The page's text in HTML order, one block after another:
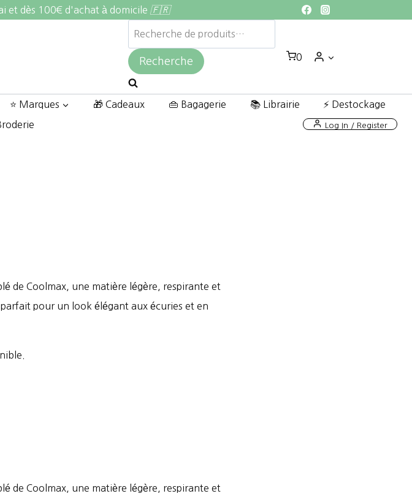
et dès 100€ d'achat à domicile 🇫🇷
Recherche
pour :
Recherche 0
⭐ Marques 🎁 Cadeaux 👜 Bagagerie 📚 Librairie ⚡ Destockage
Log In / Register
de Coolmax, une matière légère, respirante et
pour un look élégant aux écuries et en
de Coolmax, une matière légère, respirante et